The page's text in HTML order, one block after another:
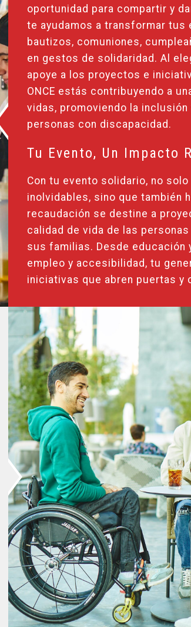
oportunidad para compartir y
te ayudamos a transformar tus
bautizos, comuniones,
en gestos de solidaridad. Al
apoye a los proyectos e
ONCE estás contribuyendo a
vidas, promoviendo la
personas con discapacidad.
Tu Evento, Un Impacto
Con tu evento solidario, no
inolvidables, sino que también
recaudación se destine a
calidad de vida de las
sus familias. Desde educación
empleo y accesibilidad, tu
iniciativas que abren puertas y